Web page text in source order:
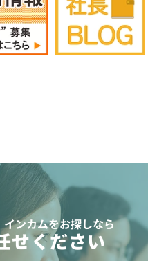
ンカムをお探しなら
せください